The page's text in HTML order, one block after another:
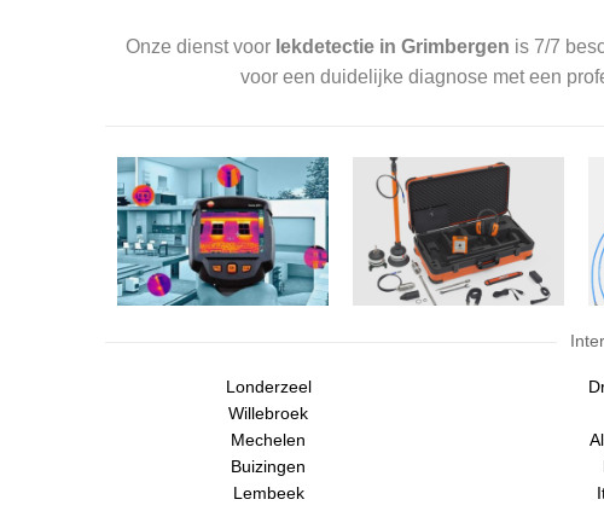
Onze dienst voor lekdetectie in Grimbergen is 7/7
voor een duidelijke diagnose met een
Londerzeel
Willebroek
Mechelen
Buizingen
Lembeek